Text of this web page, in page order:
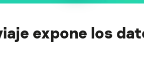
expone los